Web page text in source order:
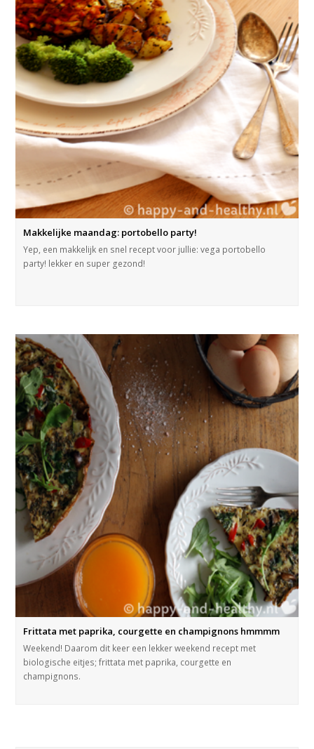
Makkelijke maandag: portobello party!
Yep, een makkelijk en snel recept voor jullie: vega portobello
party! lekker en super gezond!
Frittata met paprika, courgette en champignons hmmmm
Weekend! Daarom dit keer een lekker weekend recept met
biologische eitjes; frittata met paprika, courgette en
champignons.